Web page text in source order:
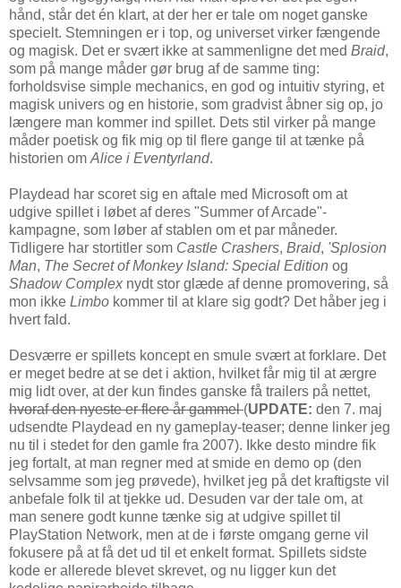
hånd, står det én klart, at der her er tale om noget ganske
specielt. Stemningen er i top, og universet virker fængende
og magisk. Det er svært ikke at sammenligne det med Braid,
som på mange måder gør brug af de samme ting:
forholdsvise simple mechanics, en god og intuitiv styring, et
magisk univers og en historie, som gradvist åbner sig op, jo
længere man kommer ind spillet. Dets stil virker på mange
måder poetisk og fik mig op til flere gange til at tænke på
historien om Alice i Eventyrland.
Playdead har scoret sig en aftale med Microsoft om at
udgive spillet i løbet af deres "Summer of Arcade"-
kampagne, som løber af stablen om et par måneder.
Tidligere har stortitler som Castle Crashers, Braid, 'Splosion
Man, The Secret of Monkey Island: Special Edition og
Shadow Complex nydt stor glæde af denne promovering, så
mon ikke Limbo kommer til at klare sig godt? Det håber jeg i
hvert fald.
Desværre er spillets koncept en smule svært at forklare. Det
er meget bedre at se det i aktion, hvilket får mig til at ærgre
mig lidt over, at der kun findes ganske få trailers på nettet,
hvoraf den nyeste er flere år gammel(UPDATE: den 7. maj
udsendte Playdead en ny gameplay-teaser; denne linker jeg
nu til i stedet for den gamle fra 2007). Ikke desto mindre fik
jeg fortalt, at man regner med at smide en demo op (den
selvsamme som jeg prøvede), hvilket jeg på det kraftigste vil
anbefale folk til at tjekke ud. Desuden var der tale om, at
man senere godt kunne tænke sig at udgive spillet til
PlayStation Network, men at de i første omgang gerne vil
fokusere på at få det ud til et enkelt format. Spillets sidste
kode er allerede blevet skrevet, og nu ligger kun det